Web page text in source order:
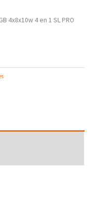
4x8x10w 4 en 1 SL PRO